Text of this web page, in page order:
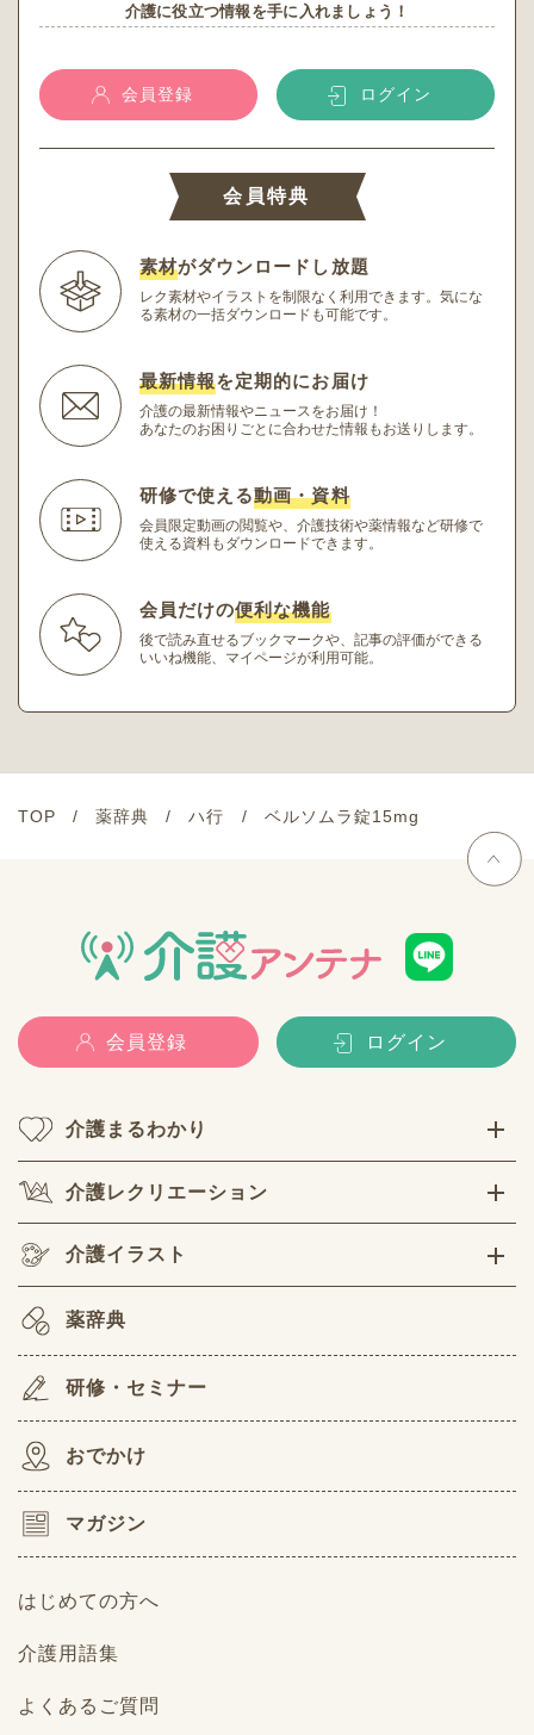
介護に役立つ情報を手に入れましょう！
会員登録 ログイン
会員特典
素材がダウンロードし放題
レク素材やイラストを制限なく利用できます。 気にな
る素材の一括ダウンロードも可能です。
最新情報を定期的にお届け
介護の最新情報やニュースをお届け！
あなたのお困りごとに合わせた情報もお送りします。
研修で使える動画・資料
会員限定動画の閲覧や、介護技術や薬情報など研修で
使える資料もダウンロードできます。
会員だけの便利な機能
後で読み直せるブックマークや、記事の評価ができる
いいね機能、マイページが利用可能。
TOP 薬辞典 ハ行 ベルソムラ錠15mg
会員登録 ログイン
介護まるわかり
介護レクリエーション
介護イラスト
薬辞典
研修・セミナー
おでかけ
マガジン
はじめての方へ
介護用語集
よくあるご質問